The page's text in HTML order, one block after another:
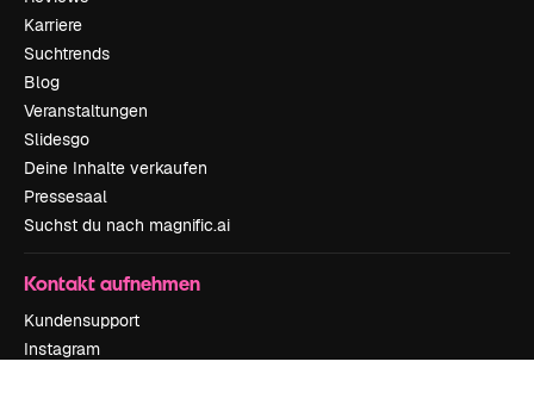
Karriere
Suchtrends
Blog
Veranstaltungen
Slidesgo
Deine Inhalte verkaufen
Pressesaal
Suchst du nach magnific.ai
Kontakt aufnehmen
Kundensupport
Instagram